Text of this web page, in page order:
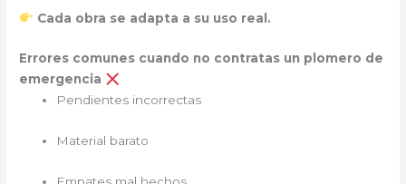
Cada obra se adapta a su uso real.
Errores comunes cuando no contratas un plomero de
emergencia
Pendientes incorrectas
Material barato